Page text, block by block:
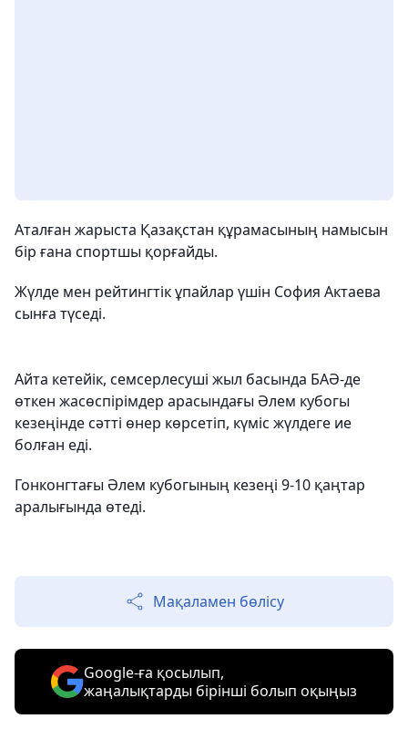
Аталған жарыста Қазақстан құрамасының намысын
бір ғана спортшы қорғайды.
Жүлде мен рейтингтік ұпайлар үшін София Актаева
сынға түседі.
Айта кетейік, семсерлесуші жыл басында БАӘ-де
өткен жасөспірімдер арасындағы Әлем кубогы
кезеңінде сәтті өнер көрсетіп, күміс жүлдеге ие
болған еді.
Гонконгтағы Әлем кубогының кезеңі 9-10 қаңтар
аралығында өтеді.
Мақаламен бөлісу
Google-ға қосылып,
жаңалықтарды бірінші болып оқыңыз